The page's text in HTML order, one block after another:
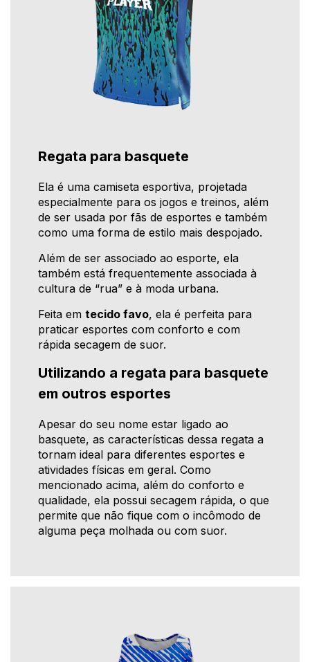
Regata para basquete
Ela é uma camiseta esportiva, projetada
especialmente para os jogos e treinos, além
de ser usada por fãs de esportes e também
como uma forma de estilo mais despojado.
Além de ser associado ao esporte, ela
também está frequentemente associada à
cultura de “rua” e à moda urbana.
Feita em tecido favo, ela é perfeita para
praticar esportes com conforto e com
rápida secagem de suor.
Utilizando a regata para basquete
em outros esportes
Apesar do seu nome estar ligado ao
basquete, as características dessa regata a
tornam ideal para diferentes esportes e
atividades físicas em geral. Como
mencionado acima, além do conforto e
qualidade, ela possui secagem rápida, o que
permite que não fique com o incômodo de
alguma peça molhada ou com suor.